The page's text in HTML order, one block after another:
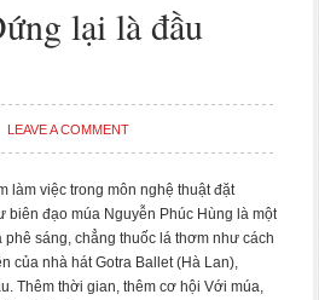
lại là đầu
LEAVE A COMMENT
làm việc trong môn nghệ thuật đặt
đạo múa Nguyễn Phúc Hùng là một
sáng, chẳng thuốc lá thơm như cách
của nhà hát Gotra Ballet (Hà Lan),
Thêm thời gian, thêm cơ hội Với múa,